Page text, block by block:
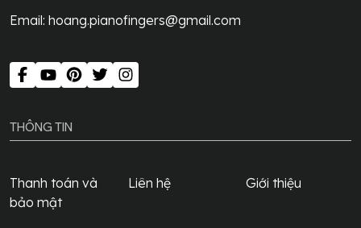
Email: hoang.pianofingers@gmail.com
THÔNG TIN
Thanh toán và
bảo mật
Liên hệ Giới thiệu